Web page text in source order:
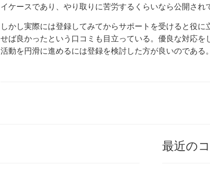
イケースであり、やり取りに苦労するくらいなら公開され
しかし実際には登録してみてからサポートを受けると役
せば良かったという口コミも目立っている。優良な対応
活動を円滑に進めるには登録を検討した方が良いのである。
最近の